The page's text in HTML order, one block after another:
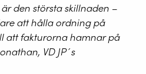
den största skillnaden –
att hålla ordning på
att fakturorna hamnar på
VD JP´s